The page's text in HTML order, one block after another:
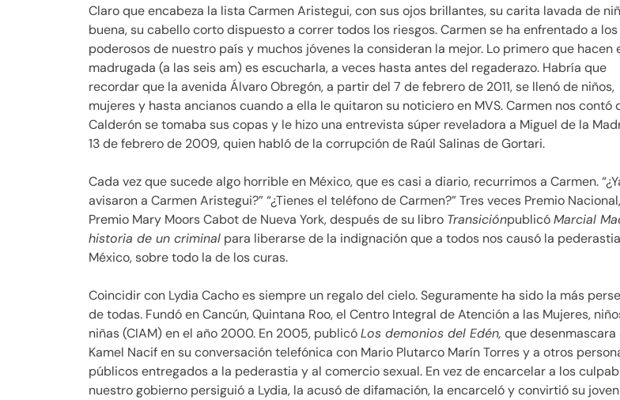
Claro que encabeza la lista Carmen Aristegui, con sus ojos brillantes, su carita lavada de
buena, su cabello corto dispuesto a correr todos los riesgos. Carmen se ha enfrentado a los
poderosos de nuestro país y muchos jóvenes la consideran la mejor. Lo primero que hacen
madrugada (a las seis am) es escucharla, a veces hasta antes del regaderazo. Habría que
recordar que la avenida Álvaro Obregón, a partir del 7 de febrero de 2011, se llenó de niños,
mujeres y hasta ancianos cuando a ella le quitaron su noticiero en MVS. Carmen nos contó
Calderón se tomaba sus copas y le hizo una entrevista súper reveladora a Miguel de la
13 de febrero de 2009, quien habló de la corrupción de Raúl Salinas de Gortari.
Cada vez que sucede algo horrible en México, que es casi a diario, recurrimos a Carmen.
avisaron a Carmen Aristegui?
¿Tienes el teléfono de Carmen? Tres veces Premio Nacional,
Premio Mary Moors Cabot de Nueva York, después de su libro TransiciónpublicóMarcial
historia de un criminal para liberarse de la indignación que a todos nos causó la
México, sobre todo la de los curas.
Coincidir con Lydia Cacho es siempre un regalo del cielo. Seguramente ha sido la más
de todas. Fundó en Cancún, Quintana Roo, el Centro Integral de Atención a las Mujeres,
niñas (CIAM) en el año 2000. En 2005, publicóLos demonios del Edén, que desenmascara
Kamel Nacif en su conversación telefónica con Mario Plutarco Marín Torres y a otros
públicos entregados a la pederastia y al comercio sexual. En vez de encarcelar a los
nuestro gobierno persiguió a Lydia, la acusó de difamación, la encarceló y convirtió su